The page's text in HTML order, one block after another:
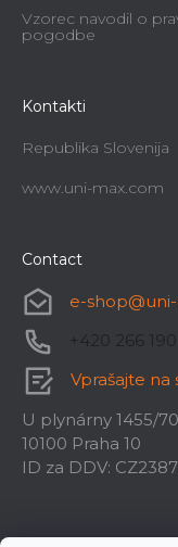
Vzorec navodil o
pogodbe
Kontakti
Republika Slovenija
www.uni-max.com
Contact
e-shop@
+420 266
Vprašajte na
U plynárny 1455/70
10100 Praha 10
ID za DDV: